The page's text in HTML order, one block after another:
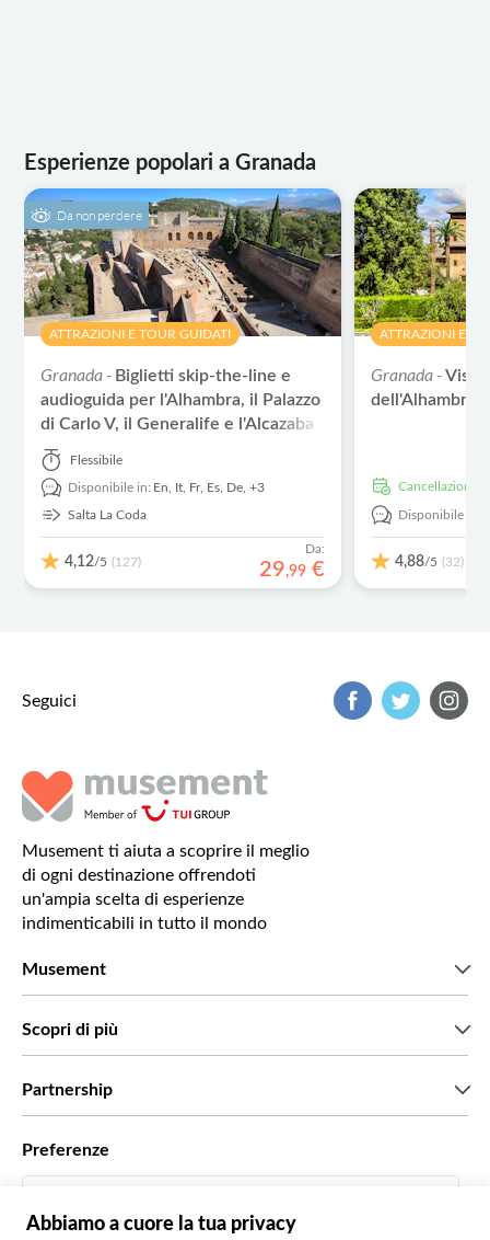
Esperienze popolari a Granada
Da non perdere
ATTRAZIONI E TOUR GUIDATI
Granada - Biglietti skip-the-line e
audioguida per l'Alhambra, il Palazzo
di Carlo V, il Generalife e l'Alcazaba
Flessibile
Disponibile in: En, It, Fr, Es, De,+3
Salta La Coda
4,12/5 (127)
Da:
29,99 €
ATTRAZIONI E
Granada -
dell'Alhambra
Cancellazione
Disponibile in:
4,88/5 (32)
Seguici
Musement ti aiuta a scoprire il meglio
di ogni destinazione offrendoti
un'ampia scelta di esperienze
indimenticabili in tutto il mondo
Musement
Scopri di più
Partnership
Agenzie viaggi
Preferenze
Italiano